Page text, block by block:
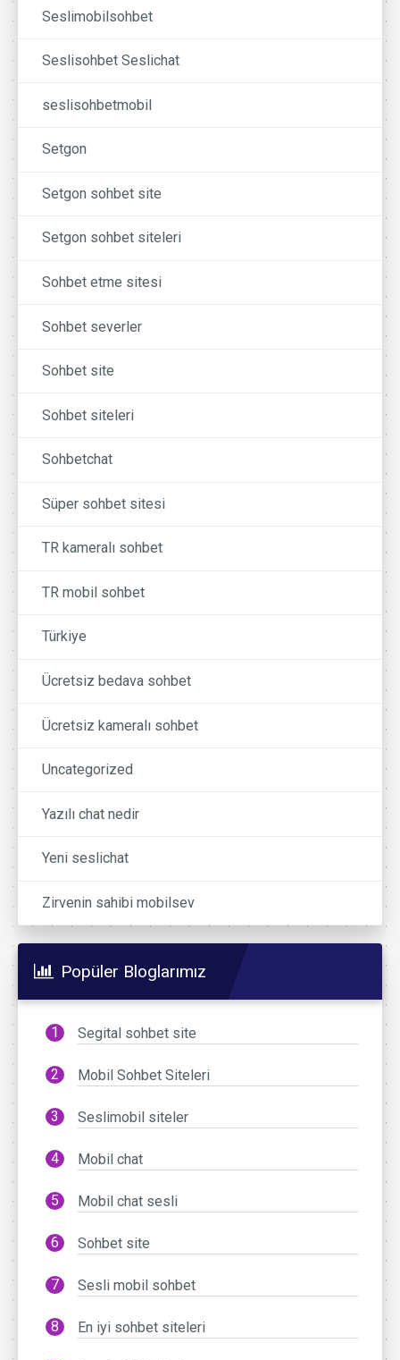
Seslimobilsohbet
Seslisohbet Seslichat
seslisohbetmobil
Setgon
Setgon sohbet site
Setgon sohbet siteleri
Sohbet etme sitesi
Sohbet severler
Sohbet site
Sohbet siteleri
Sohbetchat
Süper sohbet sitesi
TR kameralı sohbet
TR mobil sohbet
Türkiye
Ücretsiz bedava sohbet
Ücretsiz kameralı sohbet
Uncategorized
Yazılı chat nedir
Yeni seslichat
Zirvenin sahibi mobilsev
Popüler Bloglarımız
Segital sohbet site
Mobil Sohbet Siteleri
Seslimobil siteler
Mobil chat
Mobil chat sesli
Sohbet site
Sesli mobil sohbet
En iyi sohbet siteleri